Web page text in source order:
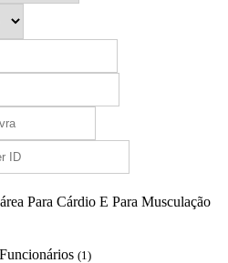
Para Cárdio E Para Musculação
(1)